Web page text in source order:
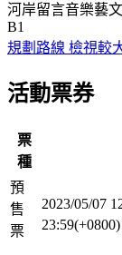
河岸留言音樂藝
B1
規劃路線 檢視較
活動票券
票
種
預
售
票
2023/05/07
23:59(+0800)